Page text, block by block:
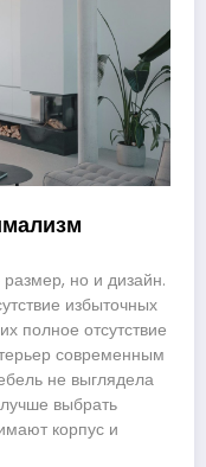
но и дизайн.
избыточных
полное отсутствие
современным
не выглядела
выбрать
корпус и